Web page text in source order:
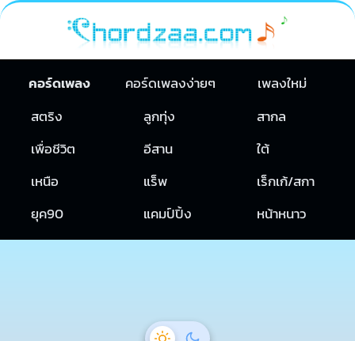
คอร์ดเพลง คอร์ดเพลงง่ายๆ
เพลงใหม่
สตริง
ลูกทุ่ง
สากล
เพื่อชีวิต
อีสาน
ใต้
เหนือ
แร็พ
เร็กเก้/สกา
ยุค90
แคมป์ปิ้ง หน้าหนาว